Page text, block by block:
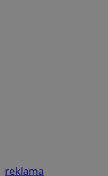
reklama